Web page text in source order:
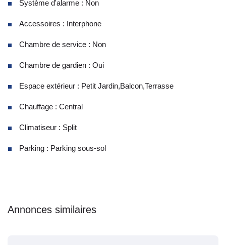
Système d'alarme : Non
Accessoires : Interphone
Chambre de service : Non
Chambre de gardien : Oui
Espace extérieur : Petit Jardin,Balcon,Terrasse
Chauffage : Central
Climatiseur : Split
Parking : Parking sous-sol
Annonces similaires